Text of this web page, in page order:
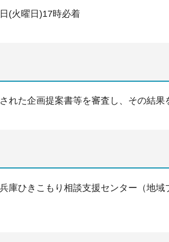
(火曜日)17時必着
れた企画提案書等を審査し、その結果
庫ひきこもり相談支援センター（地